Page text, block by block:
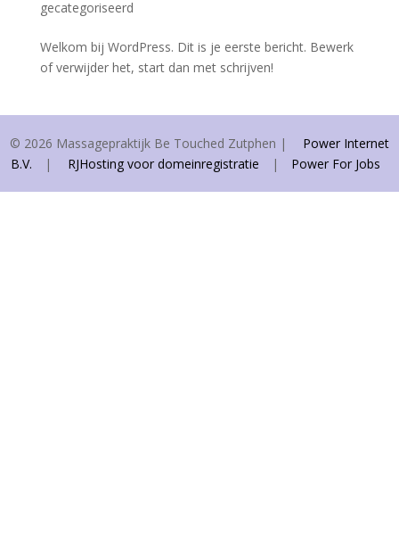
gecategoriseerd
Welkom bij WordPress. Dit is je eerste bericht. Bewerk
of verwijder het, start dan met schrijven!
© 2026 Massagepraktijk Be Touched Zutphen |
Power Internet
B.V.
| RJHosting voor domeinregistratie | Power For Jobs